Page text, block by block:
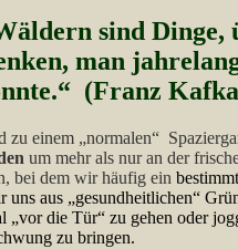
sind Dinge,
man
(Franz
zu einem „normalen“
um mehr als nur an der
bei dem wir häufig ein
uns aus „gesundheitlichen“
„vor die Tür“ zu gehen oder
zu bringen.